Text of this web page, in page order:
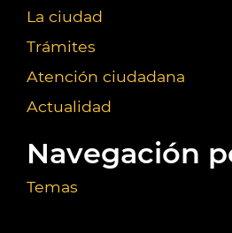
La ciudad
Trámites
Atención ciudadana
Actualidad
Navegación
Temas